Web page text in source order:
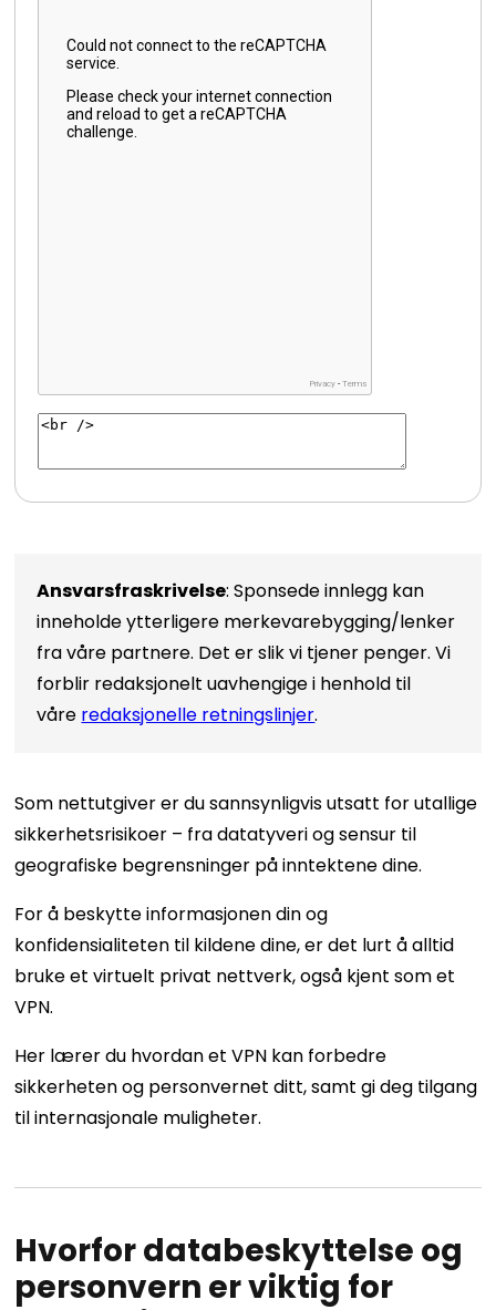
Ansvarsfraskrivelse: Sponsede innlegg kan
inneholde ytterligere merkevarebygging/lenker
fra våre partnere. Det er slik vi tjener penger. Vi
forblir redaksjonelt uavhengige i henhold til
våre redaksjonelle retningslinjer.
Som nettutgiver er du sannsynligvis utsatt for utallige
sikkerhetsrisikoer – fra datatyveri og sensur til
geografiske begrensninger på inntektene dine.
For å beskytte informasjonen din og
konfidensialiteten til kildene dine, er det lurt å alltid
bruke et virtuelt privat nettverk, også kjent som et
VPN.
Her lærer du hvordan et VPN kan forbedre
sikkerheten og personvernet ditt, samt gi deg tilgang
til internasjonale muligheter.
Hvorfor databeskyttelse og
personvern er viktig for